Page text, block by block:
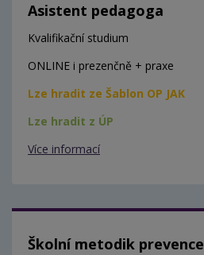
Asistent pedagoga
Kvalifikační studium
ONLINE i prezenčně + praxe
Lze hradit ze Šablon OP JAK
Lze hradit z ÚP
Více informací
Školní metodik prevence